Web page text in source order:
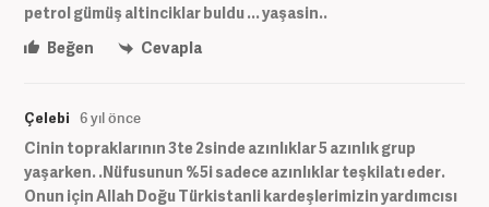
petrol gümüş altinciklar buldu ... yaşasin..
Beğen
Cevapla
Çelebi 6 yıl önce
Cinin topraklarının 3te 2sinde azınlıklar 5 azınlık grup
yaşarken. .Nüfusunun %5i sadece azınlıklar teşkilatı eder.
Onun için Allah Doğu Türkistanli kardeşlerimizin yardımcısı